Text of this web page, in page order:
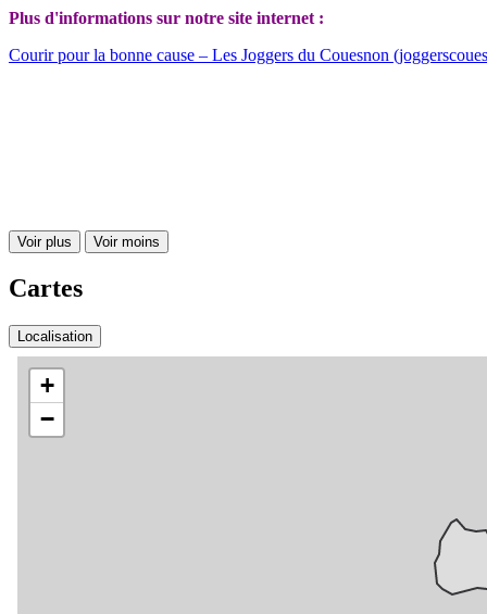
Plus d'informations sur notre site internet :
Courir pour la bonne cause – Les Joggers du Couesnon
Voir plus Voir moins
Cartes
Localisation